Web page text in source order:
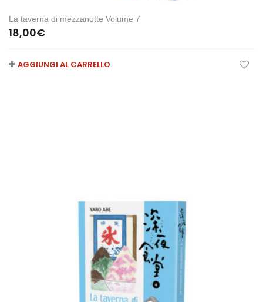
La taverna di mezzanotte Volume 7
18,00€
AGGIUNGI AL CARRELLO